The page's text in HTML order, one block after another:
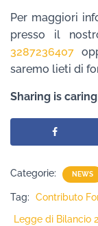
Per maggiori
presso il
3287236407
saremo lieti di
Sharing is
Categorie: NEWS
Tag: Contributo
Legge di Bilancio